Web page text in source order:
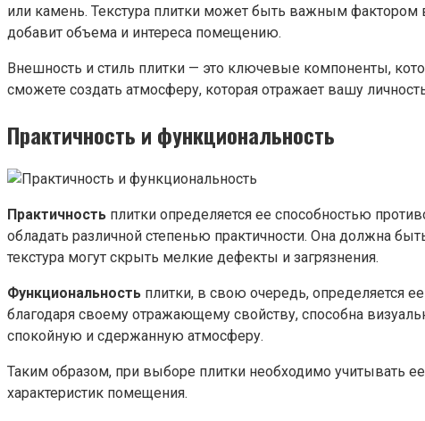
или камень. Текстура плитки может быть важным фактором
добавит объема и интереса помещению.
Внешность и стиль плитки — это ключевые компоненты,
сможете создать атмосферу, которая отражает вашу
Практичность и функциональность
Практичность плитки определяется ее способностью
обладать различной степенью практичности. Она должна
текстура могут скрыть мелкие дефекты и загрязнения.
Функциональность плитки, в свою очередь, определяется
благодаря своему отражающему свойству, способна
спокойную и сдержанную атмосферу.
Таким образом, при выборе плитки необходимо учитывать ее
характеристик помещения.